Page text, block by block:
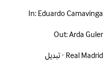
In:Eduardo Camavinga
Out:Arda Guler
Real Madrid · تبديل